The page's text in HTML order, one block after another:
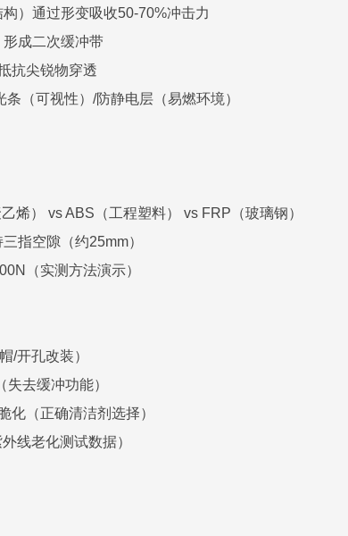
）通过形变吸收50-70%冲击力
成二次缓冲带
抗尖锐物穿透
（可视性）/防静电层（易燃环境）
烯） vs ABS（工程塑料） vs FRP（玻璃钢）
指空隙（约25mm）
（实测方法演示）
/开孔改装）
失去缓冲功能）
化（正确清洁剂选择）
线老化测试数据）